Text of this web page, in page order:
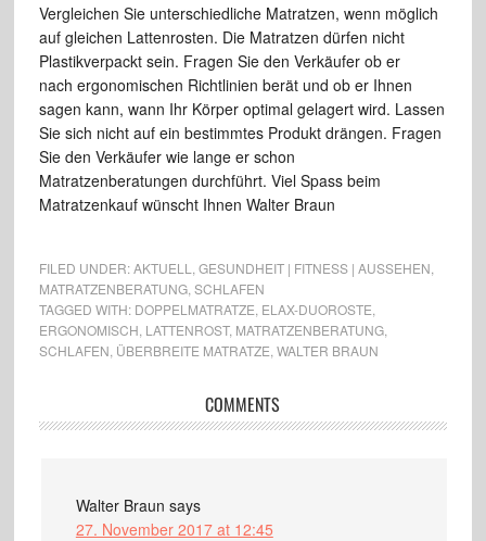
Vergleichen Sie unterschiedliche Matratzen, wenn möglich
auf gleichen Lattenrosten. Die Matratzen dürfen nicht
Plastikverpackt sein. Fragen Sie den Verkäufer ob er
nach ergonomischen Richtlinien berät und ob er Ihnen
sagen kann, wann Ihr Körper optimal gelagert wird. Lassen
Sie sich nicht auf ein bestimmtes Produkt drängen. Fragen
Sie den Verkäufer wie lange er schon
Matratzenberatungen durchführt. Viel Spass beim
Matratzenkauf wünscht Ihnen Walter Braun
FILED UNDER:AKTUELL GESUNDHEIT | FITNESS | AUSSEHEN
MATRATZENBERATUNG, SCHLAFEN
TAGGED WITH: DOPPELMATRATZE ELAX-DUOROSTE
ERGONOMISCH LATTENROST, MATRATZENBERATUNG,
SCHLAFEN ÜBERBREITE MATRATZE WALTER BRAUN
COMMENTS
Walter Braun says
27. November 2017 at 12:45